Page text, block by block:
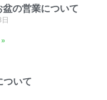
盆の営業について
ついて